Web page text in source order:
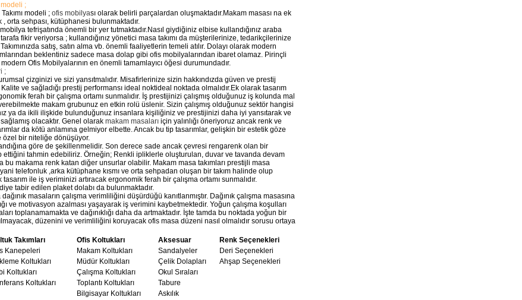
modeli ;
modeli ; ofis mobilyası olarak belirli parçalardan oluşmaktadır.Makam masası na ek
orta sehpası, kütüphanesi bulunmaktadır.
tefrişatında önemli bir yer tutmaktadır.Nasıl giydiğiniz elbise kullandığınız araba
fikir veriyorsa ; kullandığınız yönetici masa takımı da müşterilerinize, tedarikçilerinize
satış, satın alma vb. önemli faaliyetlerin temeli atılır. Dolayı olarak modern
beklentiniz sadece masa dolap gibi ofis mobilyalarından ibaret olamaz. Pirinçli
Ofis Mobilyalarının en önemli tamamlayıcı öğesi durumundadır.
;
çizginizi ve sizi yansıtmalıdır. Misafirlerinize sizin hakkındızda güven ve prestij
ve sağladığı prestij performansı ideal noktideal noktada olmalıdır.Ek olarak tasarım
ferah bir çalışma ortamı sunmalıdır. İş prestijinizi çalışmış olduğunuz iş kolunda mal
makam grubunuz en etkin rolü üslenir. Sizin çalışmış olduğunuz sektör hangisi
ya da ikili ilişkide bulunduğunuz insanlara kişiliğiniz ve prestijinizi daha iyi yansıtarak ve
olacaktır. Genel olarak makam masaları için yalınlığı öneriyoruz ancak renk ve
da kötü anlamına gelmiyor elbette. Ancak bu tip tasarımlar, gelişkin bir estetik göze
özel bir niteliğe dönüşüyor.
göre de şekillenmelidir. Son derece sade ancak çevresi rengarenk olan bir
ettiğini tahmin edebiliriz. Örneğin; Renkli ipliklerle oluşturulan, duvar ve tavanda devam
bu makama renk katan diğer unsurlar olabilir. Makam masa takımları prestijli masa
telefonluk ,arka kütüphane kısmı ve orta sehpadan oluşan bir takım halinde olup
tasarım ile iş veriminizi artıracak ergonomik ferah bir çalışma ortamı sunmalıdır.
tabir edilen plaket dolabı da bulunmaktadır.
masaların çalışma verimliliğini düşürdüğü kanıtlanmıştır. Dağınık çalışma masasına
ve motivasyon azalması yaşayarak iş verimini kaybetmektedir. Yoğun çalışma koşulları
toplanamamakta ve dağınıklığı daha da artmaktadır. İşte tamda bu noktada yoğun bir
düzenini ve verimliliğini koruyacak ofis masa düzeni nasıl olmalıdır sorusu ortaya
Takımları Ofis Koltukları Aksesuar
Renk Seçenekleri
Kanepeleri Makam Koltukları Sandalyeler
Deri Seçenekleri
Koltukları Müdür Koltukları Çelik Dolapları
Ahşap Seçenekleri
Koltukları Çalışma Koltukları
Okul Sıraları
Koltukları Toplantı Koltukları
Tabure
Bilgisayar Koltukları Askılık